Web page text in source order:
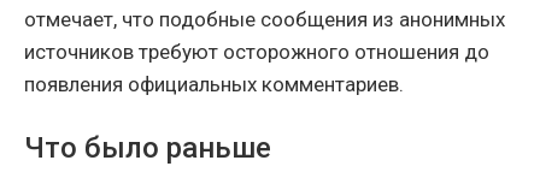
отмечает, что подобные сообщения из анонимных
источников требуют осторожного отношения до
появления официальных комментариев.
Что было раньше